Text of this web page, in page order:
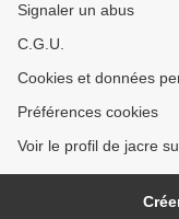
Signaler un abus
C.G.U.
Cookies et données
Préférences cookies
Voir le profil de jacre